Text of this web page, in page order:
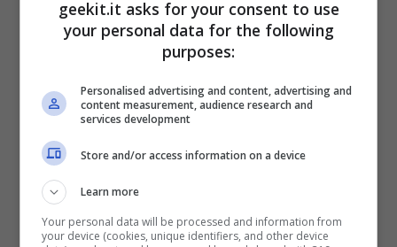
imbarcazioni risalenti al Novecento, ancora
perfettamente in asse tra loro sul fondale,
misuranti 20 metri per 6,5. I Carabinieri hanno
poi, in seguito a un attento controllo
subacqueo, scoperto trattarsi di
utilizzate per il trasporto dei materiali, usate
presumibilmente come aiuto logistico alle
truppe italianedislocate sull’Isonzo durante
geekit.it asks for your consent to use
your personal data for the following
purposes:
Personalised advertising and content, advertising and
content measurement, audience research and
services development
Store and/or access information on a device
Learn more
Your personal data will be processed and information from
your device (cookies, unique identifiers, and other device